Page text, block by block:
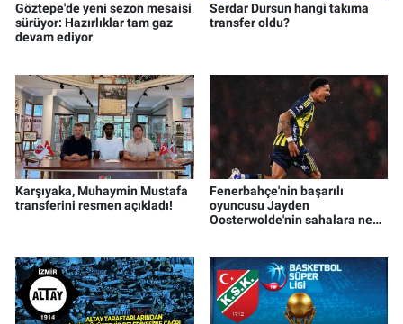
Göztepe'de yeni sezon mesaisi
sürüyor: Hazırlıklar tam gaz
devam ediyor
Serdar Dursun hangi takıma
transfer oldu?
Karşıyaka, Muhaymin Mustafa
transferini resmen açıkladı!
Fenerbahçe'nin başarılı
oyuncusu Jayden
Oosterwolde'nin sahalara ne